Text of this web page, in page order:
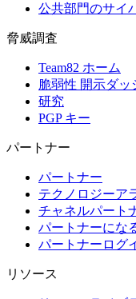
公共部門のサイ
脅威調査
Team82 ホーム
脆弱性 開示ダッ
研究
PGP キー
パートナー
パートナー
テクノロジーア
チャネルパート
パートナーにな
パートナーログ
リソース